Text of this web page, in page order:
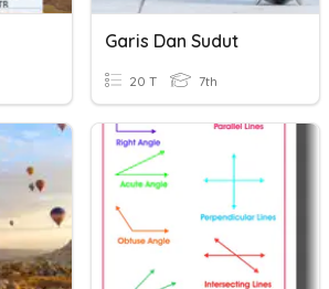
Garis Dan Sudut
20 T 7th